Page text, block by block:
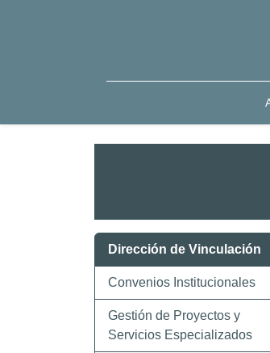
Dirección de Vinculación
Convenios Institucionales
Gestión de Proyectos y
Servicios Especializados